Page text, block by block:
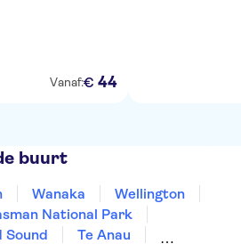
Vanaf:€ 44
buurt
Wanaka
Wellington
National Park
Sound
Te Anau